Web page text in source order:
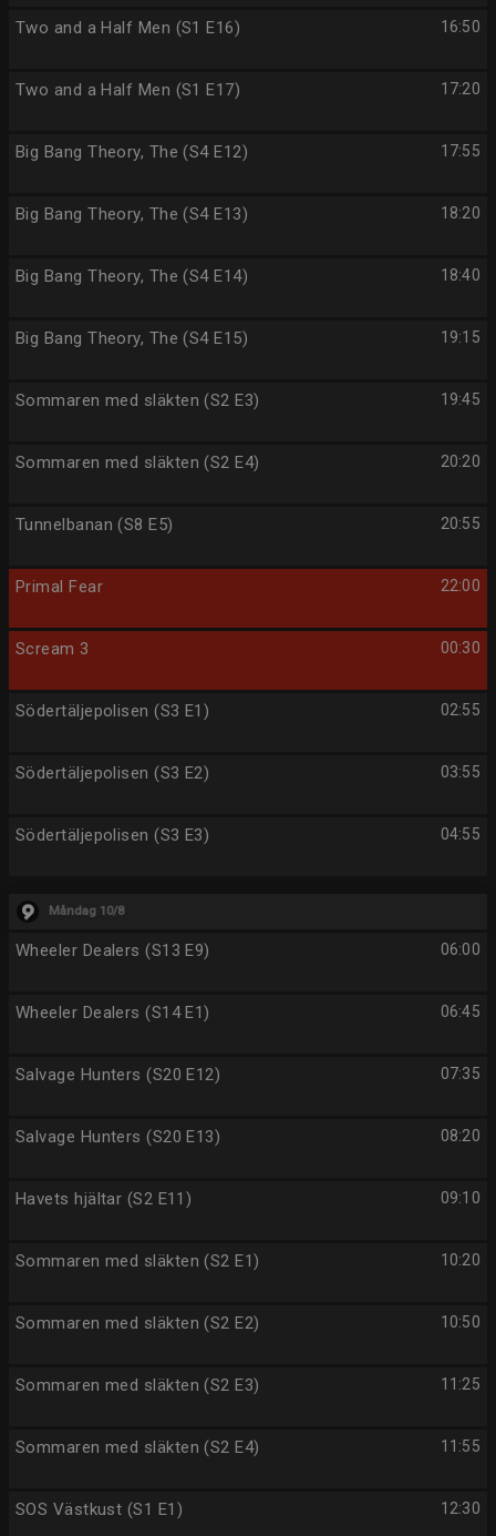
16:50
Two and a Half Men (S1 E16)
17:20
Two and a Half Men (S1 E17)
17:55
Big Bang Theory, The (S4 E12)
18:20
Big Bang Theory, The (S4 E13)
18:40
Big Bang Theory, The (S4 E14)
19:15
Big Bang Theory, The (S4 E15)
19:45
Sommaren med släkten (S2 E3)
20:20
Sommaren med släkten (S2 E4)
20:55
Tunnelbanan (S8 E5)
22:00
Primal Fear
00:30
Scream 3
02:55
Södertäljepolisen (S3 E1)
03:55
Södertäljepolisen (S3 E2)
04:55
Södertäljepolisen (S3 E3)
Måndag 10/8
06:00
Wheeler Dealers (S13 E9)
06:45
Wheeler Dealers (S14 E1)
07:35
Salvage Hunters (S20 E12)
08:20
Salvage Hunters (S20 E13)
09:10
Havets hjältar (S2 E11)
10:20
Sommaren med släkten (S2 E1)
10:50
Sommaren med släkten (S2 E2)
11:25
Sommaren med släkten (S2 E3)
11:55
Sommaren med släkten (S2 E4)
12:30
SOS Västkust (S1 E1)